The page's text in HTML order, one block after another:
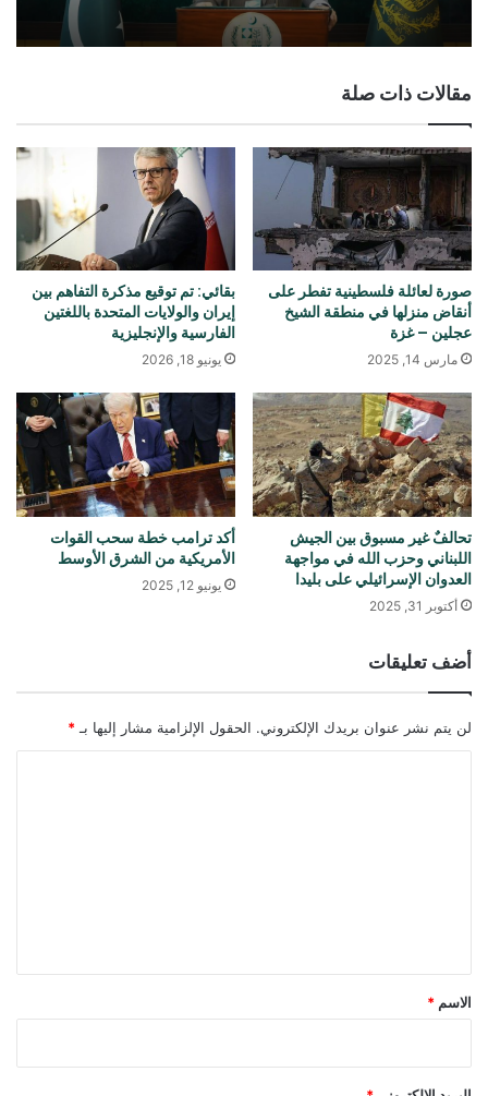
مقالات ذات صلة
صورة لعائلة فلسطينية تفطر على
أنقاض منزلها في منطقة الشيخ
عجلين – غزة
مارس 14, 2025
بقائي: تم توقيع مذكرة التفاهم بين
إيران والولايات المتحدة باللغتين
الفارسية والإنجليزية
يونيو 18, 2026
تحالفٌ غير مسبوق بين الجيش
اللبناني وحزب الله في مواجهة
العدوان الإسرائيلي على بليدا
أكتوبر 31, 2025
أكد ترامب خطة سحب القوات
الأمريكية من الشرق الأوسط
يونيو 12, 2025
أضف تعليقات
لن يتم نشر عنوان بريدك الإلكتروني. الحقول الإلزامية مشار إليها بـ *
*
الاسم *